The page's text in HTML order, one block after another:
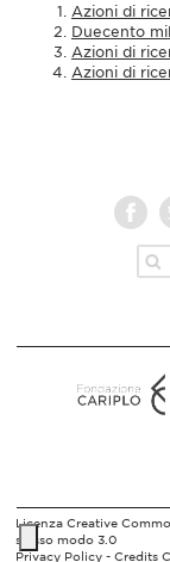
Azioni di
Duecento
Azioni di
Azioni di
Licenza Creative
stesso modo 3.0
Privacy Policy - Credits